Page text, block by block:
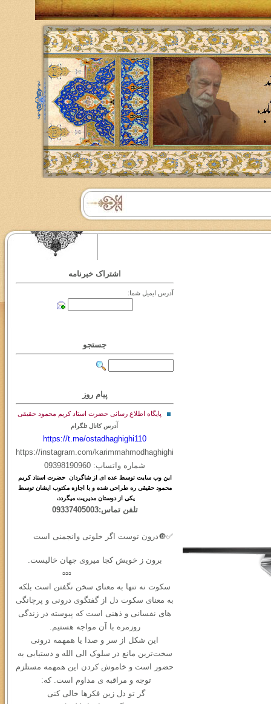
اشتراک خبرنامه
آدرس ایمیل شما:
جستجو
پیام روز
پایگاه اطلاع رسانی حضرت استاد کریم محمود حقیقی
آدرس کانال تلگرام
https://t.me/ostadhaghighi110
https://instagram.com/karimmahmodhaghighi
شماره واتساپ: 09398190960
اینوب سایت توسطعده ای از شاگردان حضرت استاد کریم
محمود حقیقی ره طراحی شده و با اجازه مکتوب ایشان توسط
یکی از دوستان مدیریت میگردد،
تلفن تماس:09337405003
✅🔘درون توست اگر خلوتی وانجمنی است
برون ز خویش کجا میروی جهان خالیست.
▫️▫️▫️
سکوت نه ‌تنها به معنای سخن نگفتن است بلکه
به معنای سکوت دل از گفتگوی درونی و ‌پرچانگی
های نفسانی و ذهنی است که پیوسته در زندگی
روزمره با آن مواجه هستیم.
این شکل از سر و صدا یا همهمه‌ درونی
سخت‌ترین مانع در سلوک الی الله و دستیابی به
حضور است و خاموش کردن این همهمه مستلزم
توجه و مراقبه ی مداوم است. که:
گر تو دل زین فکرها خالی کنی